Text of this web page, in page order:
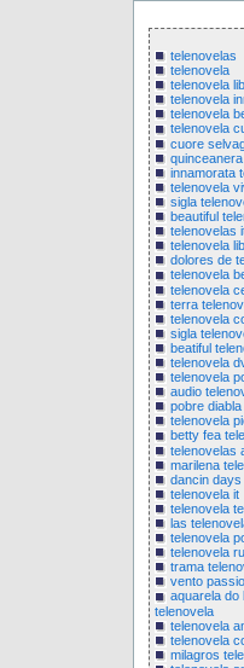
telenovelas
telenovela
telenovela
telenovela
telenovela
telenovela
cuore
innamorata
telenovela
sigla
beautiful
telenovelas
telenovela
dolores de
telenovela
telenovela
terra
telenovela
sigla
beatiful
telenovela
telenovela
audio
pobre
telenovela
betty fea
telenovelas
marilena
dancin days
telenovela it
telenovela
las
telenovela
telenovela
trama
vento
aquarela do
telenovela
telenovela
telenovela
milagros